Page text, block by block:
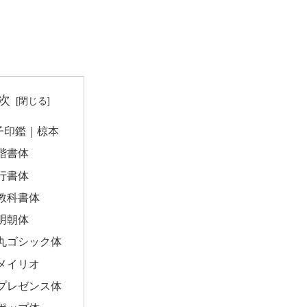
印鑑｜椋本
書体
書体
科書体
朝体
ゴシック体
イリオ
レゼンス体